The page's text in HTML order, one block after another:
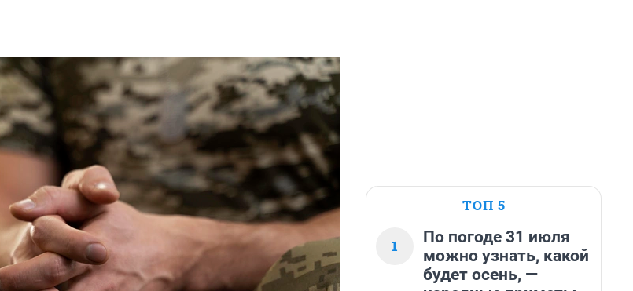
ТОП 5
1
По погоде 31 июля
можно узнать, какой
будет осень, —